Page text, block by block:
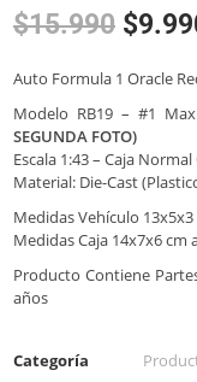
$15.990 $
Auto Formula 1 Oracle
Modelo RB19 – #1
SEGUNDA FOTO)
Escala 1:43 – Caja
Material: Die-Cast
Medidas Vehículo
Medidas Caja 14x7x6 cm
Producto Contiene
años
Categoría